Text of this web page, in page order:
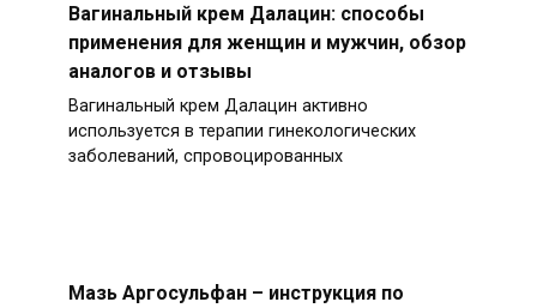
Вагинальный крем Далацин: способы
применения для женщин и мужчин, обзор
аналогов и отзывы
Вагинальный крем Далацин активно
используется в терапии гинекологических
заболеваний, спровоцированных
Мазь Аргосульфан – инструкция по